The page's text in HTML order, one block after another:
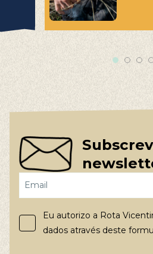
Eu autorizo a Rota
dados através deste